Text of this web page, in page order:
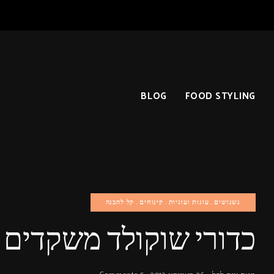
FOOD STYLING
BLOG
נשנושים עוגות ועוגיות קינוחים קל להכנה
כדורי שוקולד